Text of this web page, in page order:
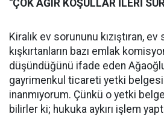
"ÇOK AĞIR KOŞULLAR İLERİ
Kiralık ev sorununu kızıştıran,
kışkırtanların bazı emlak
düşündüğünü ifade eden
gayrimenkul ticareti yetki belgesi
inanmıyorum. Çünkü o yetki
bilirler ki; hukuka aykırı işlem